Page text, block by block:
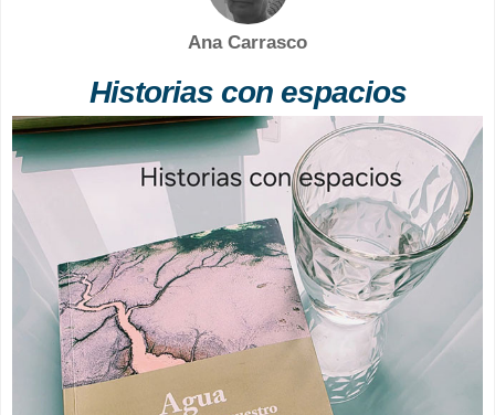
Ana Carrasco
Historias con espacios